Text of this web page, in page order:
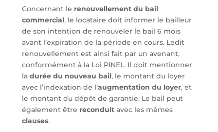
Concernant le renouvellement du bail
commercial, le locataire doit informer le bailleur
de son intention de renouveler le bail 6 mois
avant l’expiration de la période en cours. Ledit
renouvellement est ainsi fait par un avenant,
conformément à la Loi PINEL. Il doit mentionner
la durée du nouveau bail, le montant du loyer
avec l’indexation de l’augmentation du loyer, et
le montant du dépôt de garantie. Le bail peut
également être reconduitavec les mêmes
clauses.